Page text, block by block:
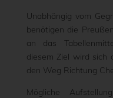
Unabhängig vom
benötigen die
an das
diesem Ziel wird sich
den Weg Richtung
Mögliche